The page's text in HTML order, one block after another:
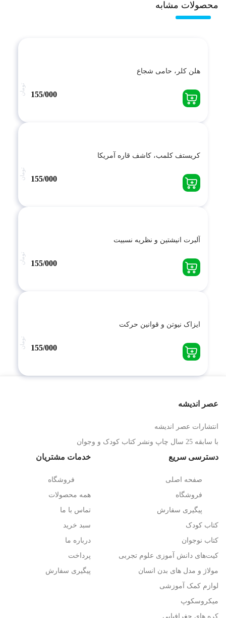
محصولات مشابه
هلن کلر، حامی شجاع
155/000 تومان
کریستف کلمب، کاشف قاره آمریکا
155/000 تومان
آلبرت انیشتین و نظریه نسبیت
155/000 تومان
ایزاک نیوتن و قوانین حرکت
155/000 تومان
عصر اندیشه
انتشارات عصر اندیشه
با سابقه 25 سال چاپ ونشر کتاب کودک و وجوان
دسترسی سریع
صفحه اصلی
فروشگاه
پیگیری سفارش
کتاب کودک
کتاب نوجوان
کیت‌های دانش آموزی علوم تجربی
مولاژ و مدل های بدن انسان
لوازم کمک آموزشی
میکروسکوپ
کره های جغرافیایی
خدمات مشتریان
فروشگاه
همه محصولات
تماس با ما
سبد خرید
درباره ما
پرداخت
پیگیری سفارش